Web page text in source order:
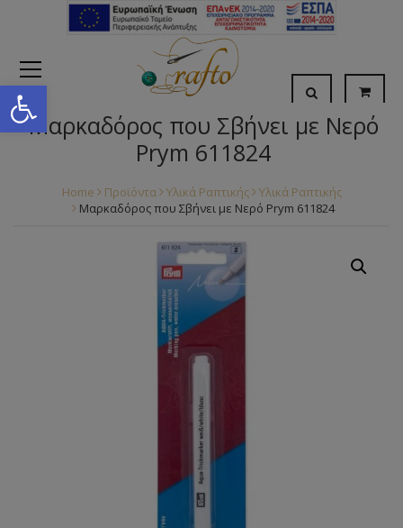
Open toolbar
Μαρκαδόρος που Σβήνει με Νερό
Prym 611824
Home Προϊόντα Υλικά Ραπτικής
Υλικά Ραπτικής
Μαρκαδόρος που Σβήνει με Νερό Prym 611824